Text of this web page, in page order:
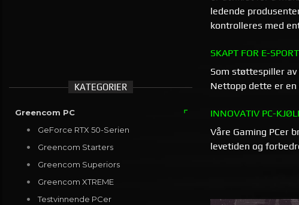
ledende
kontrolleres med
SKAPT FOR E-
Som støttespiller
Nettopp dette er en
INNOVATIV PC-
Våre Gaming PCer
levetiden og
KATEGORIER
Greencom PC
GeForce RTX 50-Serien
Greencom Starters
Greencom Superiors
Greencom XTREME
Testvinnende PCer